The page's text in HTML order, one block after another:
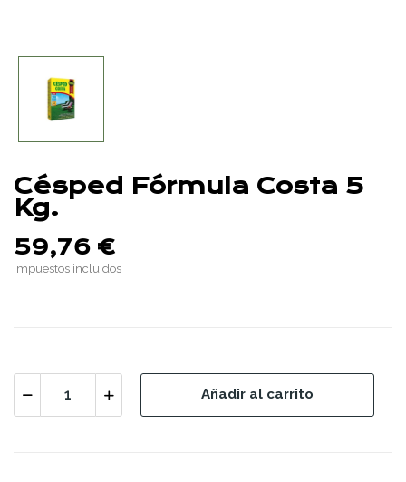
Césped Fórmula Costa 5
Kg.
59,76 €
Impuestos incluidos
Añadir al carrito